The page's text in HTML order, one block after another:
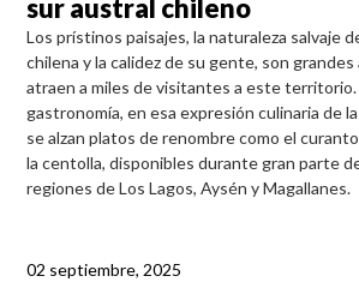
sur austral chileno
Los prístinos paisajes, la naturaleza salvaje
chilena y la calidez de su gente, son
atraen a miles de visitantes a este territorio.
gastronomía, en esa expresión culinaria de
se alzan platos de renombre como el
la centolla, disponibles durante gran parte
regiones de Los Lagos, Aysén y Magallanes.
02 septiembre, 2025